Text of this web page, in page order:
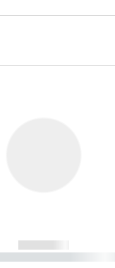
------------
----------- ----------